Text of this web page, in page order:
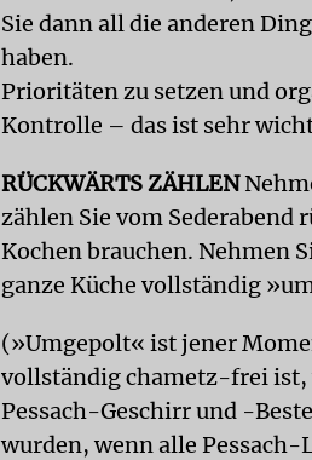
Sie dann all die anderen
haben.
Prioritäten zu setzen und
Kontrolle – das ist sehr
RÜCKWÄRTS ZÄHLEN
zählen Sie vom Sederabend
Kochen brauchen. Nehmen
ganze Küche vollständig
(»Umgepolt« ist jener
vollständig chametz-frei ist,
Pessach-Geschirr und -
wurden, wenn alle